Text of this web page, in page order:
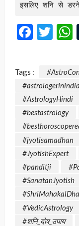
इसलिए शनि से
Tags :
#astrologerinindia
#AstrologyHindi
#bestastrology
#jyotisamadhan
#JyotishExpert
#panditji
#SanatanJyotish
#VedicAstrology
#शनि_दोष_उपाय